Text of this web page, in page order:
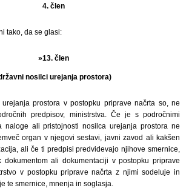
4. člen
tako, da se glasi:
»13. člen
nosilci urejanja prostora)
prostora v postopku priprave načrta so, ne
predpisov, ministrstva. Če je s področnimi
naloge ali pristojnosti nosilca urejanja prostora ne
organ v njegovi sestavi, javni zavod ali kakšen
ali če ti predpisi predvidevajo njihove smernice,
ali dokumentaciji v postopku priprave
v postopku priprave načrta z njimi sodeluje in
te smernice, mnenja in soglasja.